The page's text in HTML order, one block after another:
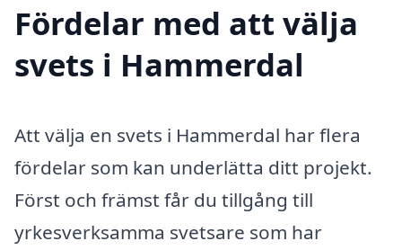
Fördelar med att välja
svets i Hammerdal
Att välja en svets i Hammerdal har flera
fördelar som kan underlätta ditt projekt.
Först och främst får du tillgång till
yrkesverksamma svetsare som har